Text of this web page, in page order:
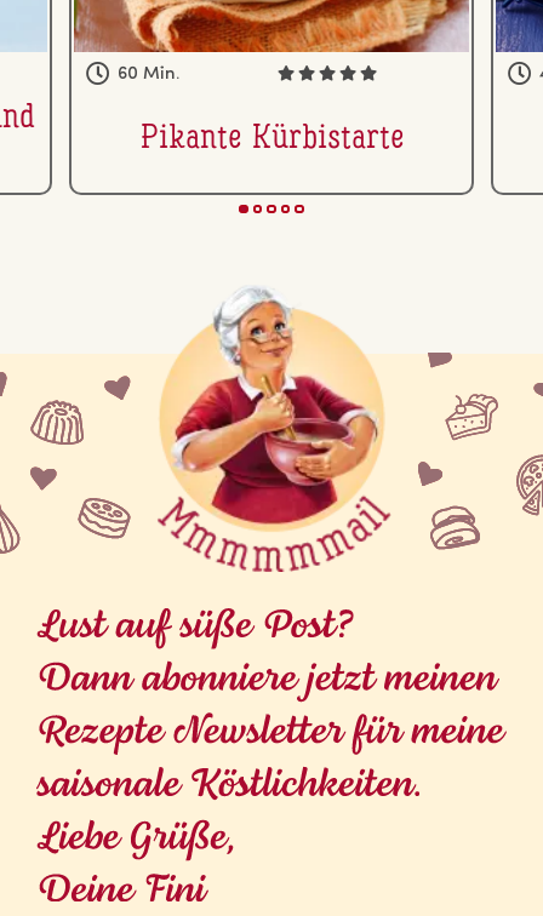
60 Min.
Pikante Kür­bi­star­te